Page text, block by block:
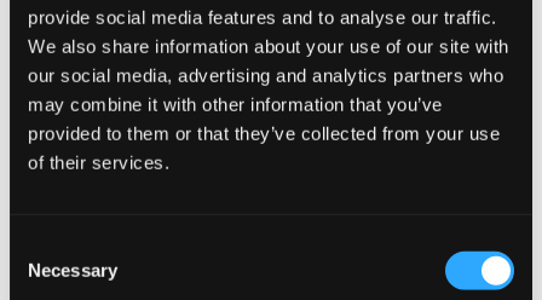
provide social media features and to analyse our traffic.
We also share information about your use of our site with
our social media, advertising and analytics partners who
may combine it with other information that you’ve
provided to them or that they’ve collected from your use
of their services.
Selection
Necessary
Opplevd størrelse
STØRRELSESTABELL
VELG EN STØRRELSE
Fri frakt over 999 kr